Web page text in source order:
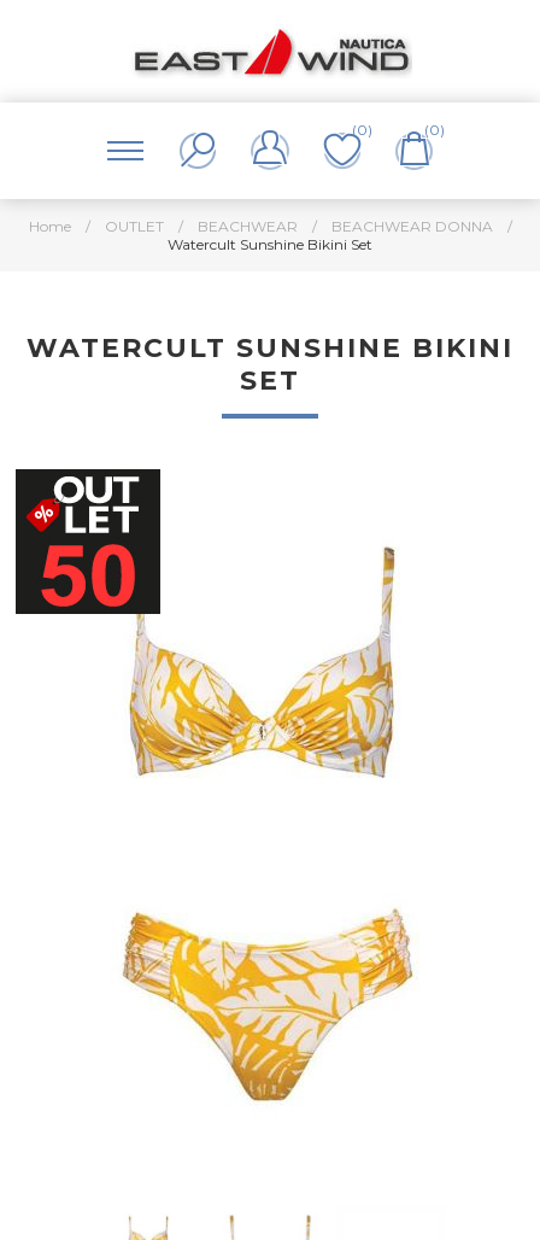
(0) (0)
Home / OUTLET / BEACHWEAR / BEACHWEAR DONNA
/
Watercult Sunshine Bikini Set
WATERCULT SUNSHINE BIKINI
SET